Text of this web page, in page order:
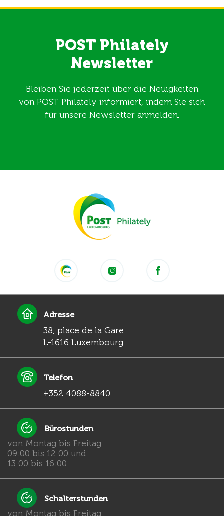
POST Philately
Newsletter
Bleiben Sie jederzeit über die Neuigkeiten
von POST Philately informiert, indem Sie sich
für unsere Newsletter anmelden.
Adresse
38, place de la Gare
L-1616 Luxembourg
Telefon
+352 4088-8840
Bürostunden
von Montag bis Freitag
09:00 bis 12:00 und
13:00 bis 16:00
Schalterstunden
von Montag bis Freitag